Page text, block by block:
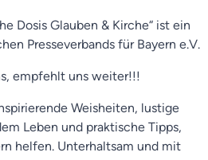
01:23
Dosis Glauben & Kirche“ ist ein
Presseverbands für Bayern e.V.
empfehlt uns weiter!!!
Weisheiten, lustige
Leben und praktische Tipps,
helfen. Unterhaltsam und mit